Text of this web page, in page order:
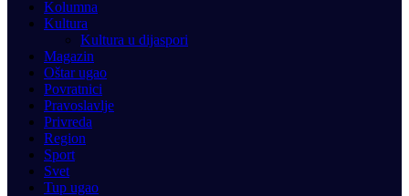
Kolumna
Kultura
Kultura u dijaspori
Magazin
Oštar ugao
Povratnici
Pravoslavlje
Privreda
Region
Sport
Svet
Tup ugao